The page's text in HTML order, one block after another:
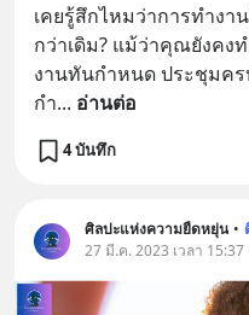
เคยรู้สึกไหมว่าการทำง
กว่าเดิม? แม้ว่าคุณยังคง
งานทันกำหนด ประชุมคร
กำ... อ่านต่อ
4 บันทึก
ศิลปะแห่งความยืดหยุ่น •
27 มี.ค. 2023 เวลา 15:37